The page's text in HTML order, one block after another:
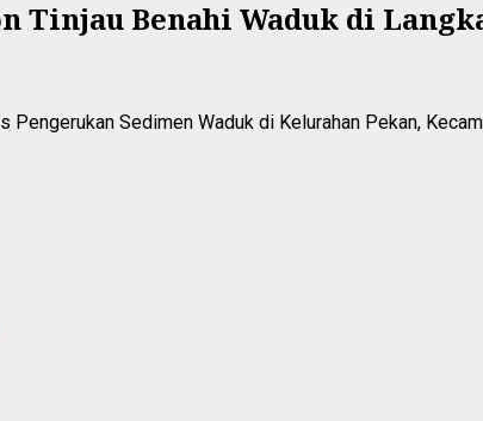
Tinjau Benahi Waduk di
Sedimen Waduk di Kelurahan Pekan,